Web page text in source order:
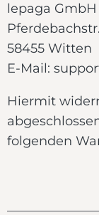
lepaga GmbH
58455 Witten
E-Mail:
Hiermit
folgenden